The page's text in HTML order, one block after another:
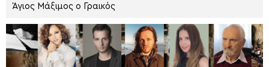
Άγιος Μάξιμος ο Γραικός